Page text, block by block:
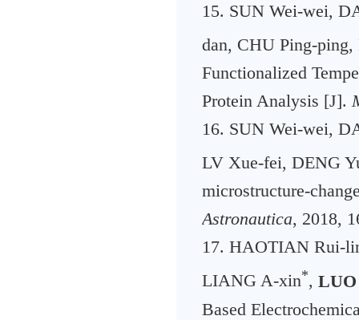
15. SUN Wei-wei,
dan, CHU Ping-
Functionalized
Protein Analysis [J].
16. SUN Wei-wei,
LV Xue-fei, DENG
microstructure-
Astronautica, 2018,
17. HAOTIAN Rui-
LIANG A-xin*,
Based